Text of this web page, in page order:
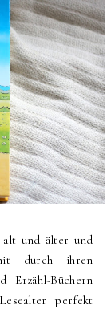
und älter und
durch ihren
Erzähl-Büchern
perfekt